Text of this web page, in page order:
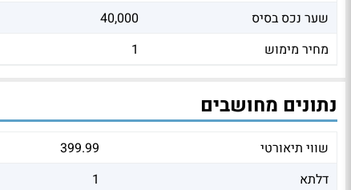
שער נכס בסיס
40,000
מחיר מימוש
1
נתונים מחושבים
שווי תיאורטי
399.99
דלתא
1